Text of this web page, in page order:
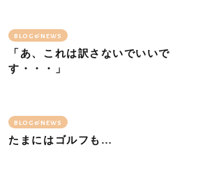
BLOG&NEWS
「あ、これは訳さないでいいで
す・・・」
BLOG&NEWS
たまにはゴルフも…